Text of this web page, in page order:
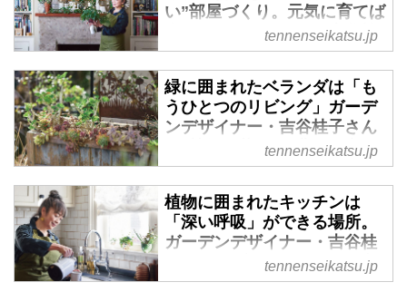
い”部屋づくり。元気に育てば
私も元気をもらえる／吉谷桂
子さん - 天然生活web
手をかけ、育てることで、いやし
やエネルギーを与えてくれる植
物。ガーデンデザイナーの吉谷桂
子さんに、植物に囲まれた、豊か
な暮らしを見せていただきまし
た。自分に合う、住まい環境に合
う植物と出合ったら、それだけで
豊かな日常を過ごせます。
（『天然生活』2025年5月号掲
tennenseikatsu.jp
緑に囲まれたベランダは「も
うひとつのリビング」ガーデ
ンデザイナー・吉谷桂子さん
の“植物と暮らす”豊かな空間
づくり - 天然生活web
手をかけ、育てることで、いやし
やエネルギーを与えてくれる植
物。ガーデンデザイナーの吉谷桂
子さんに、植物に囲まれた、豊か
な暮らしを見せていただきまし
tennenseikatsu.jp
植物に囲まれたキッチンは
「深い呼吸」ができる場所。
ガーデンデザイナー・吉谷桂
子さんの“庭とつながる”居心
地のいい空間づくり - 天然生
tennenseikatsu.jp